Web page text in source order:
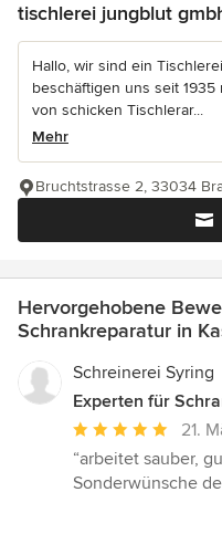
tischlerei jungblut
Hallo, wir sind ein
beschäftigen uns seit
von schicken Tischlerar...
Mehr
Bruchtstrasse 2, 33034
Hervorgehobene
Schrankreparatur in
Schreinerei Syring
Experten für
Durchschnittliche
Bewertung:
5
21.
“arbeitet sauber,
Sonderwünsche